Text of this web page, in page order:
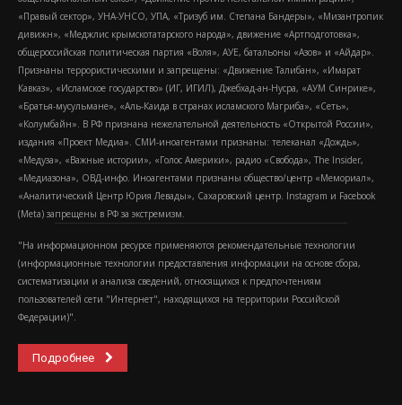
«Правый сектор», УНА-УНСО, УПА, «Тризуб им. Степана Бандеры», «Мизантропик
дивижн», «Меджлис крымскотатарского народа», движение «Артподготовка»,
общероссийская политическая партия «Воля», АУЕ, батальоны «Азов» и «Айдар».
Признаны террористическими и запрещены: «Движение Талибан», «Имарат
Кавказ», «Исламское государство» (ИГ, ИГИЛ), Джебхад-ан-Нусра, «АУМ Синрике»,
«Братья-мусульмане», «Аль-Каида в странах исламского Магриба», «Сеть»,
«Колумбайн». В РФ признана нежелательной деятельность «Открытой России»,
издания «Проект Медиа». СМИ-иноагентами признаны: телеканал «Дождь»,
«Медуза», «Важные истории», «Голос Америки», радио «Свобода», The Insider,
«Медиазона», ОВД-инфо. Иноагентами признаны общество/центр «Мемориал»,
«Аналитический Центр Юрия Левады», Сахаровский центр. Instagram и Facebook
(Metа) запрещены в РФ за экстремизм.
"На информационном ресурсе применяются рекомендательные технологии
(информационные технологии предоставления информации на основе сбора,
систематизации и анализа сведений, относящихся к предпочтениям
пользователей сети "Интернет", находящихся на территории Российской
Федерации)".
Подробнее